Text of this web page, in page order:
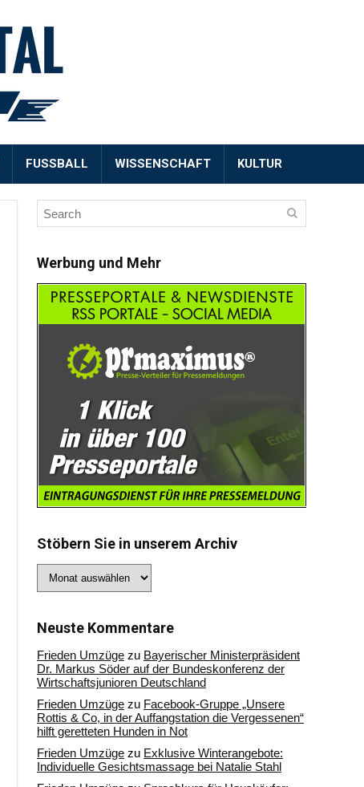
FUSSBALL WISSENSCHAFT KULTUR
Werbung und Mehr
Stöbern Sie in unserem Archiv
Sie
Archiv
Neuste Kommentare
Frieden Umzüge zu Bayerischer Ministerpräsident
Dr. Markus Söder auf der Bundeskonferenz der
Wirtschaftsjunioren Deutschland
Frieden Umzüge zu Facebook-Gruppe „Unsere
Rottis & Co, in der Auffangstation die Vergessenen“
hilft geretteten Hunden in Not
Frieden Umzüge zu Exklusive Winterangebote:
Individuelle Gesichtsmassage bei Natalie Stahl